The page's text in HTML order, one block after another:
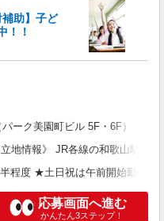
助】子ど
！！
ーク美園町ビル 5F・6F）
地情報》 JR各線の和歌山駅か
半程度 ★土日祝は午前開始勤
応募画面へ進む
かんたん3ステップ！